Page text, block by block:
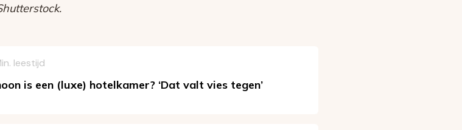
leestijd
is een (luxe) hotelkamer? ‘Dat valt vies tegen’